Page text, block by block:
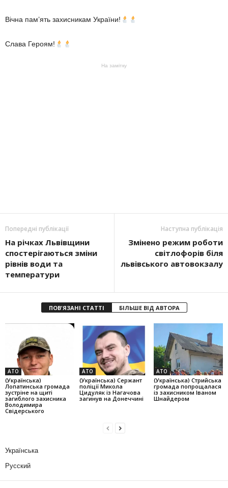
Вічна пам’ять захисникам України!
Слава Героям!
На замітку
Попередні публікації
На річках Львівщини
спостерігаються зміни
рівнів води та
температури
Наступна публікація
Змінено режим роботи
світлофорів біля
львівського автовокзалу
ПОВ'ЯЗАНІ СТАТТІ БІЛЬШЕ ВІД АВТОРА
АТО
(Українська)
Лопатинська громада
зустріне на щиті
загиблого захисника
Володимира
Свідерського
АТО
(Українська) Сержант
поліції Микола
Цидуляк із Нагачова
загинув на Донеччині
АТО
(Українська) Стрийська
громада попрощалася
із захисником Іваном
Шнайдером
Українська
Русский